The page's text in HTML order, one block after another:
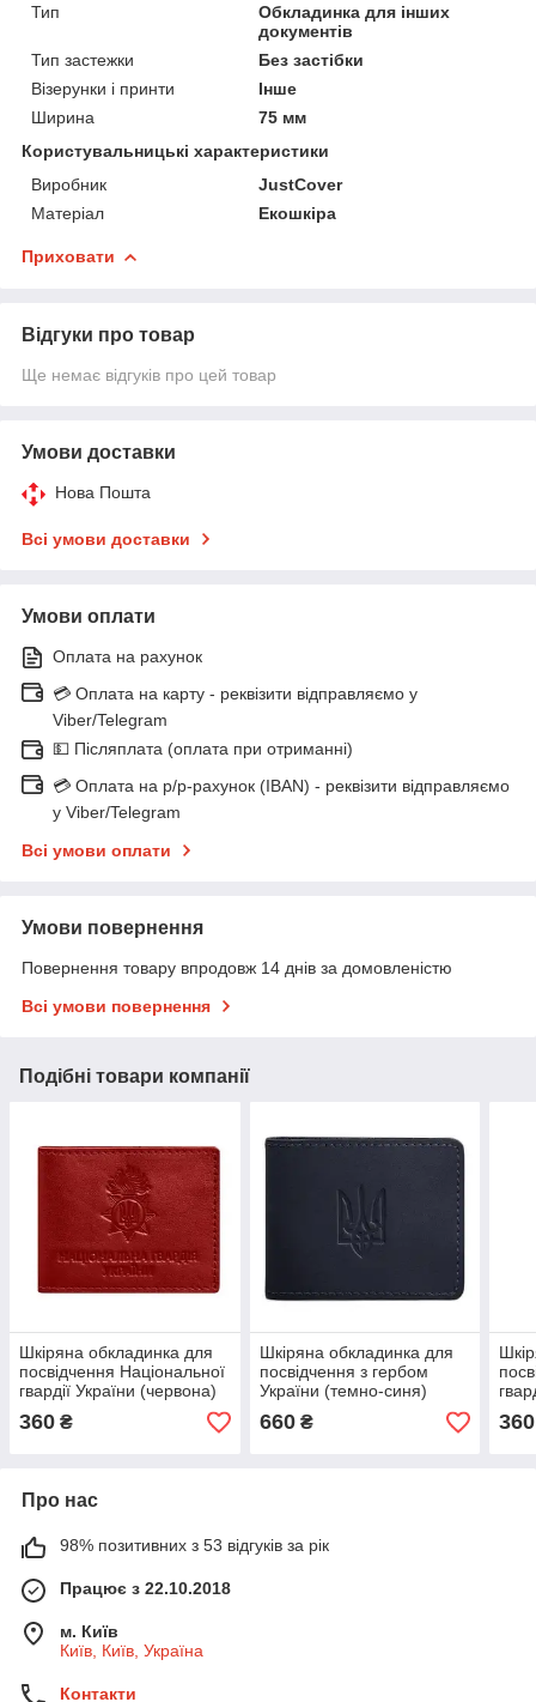
Тип
Обкладинка для інших
документів
Тип застежки
Без застібки
Візерунки і принти
Інше
Ширина
75 мм
Користувальницькі характеристики
Виробник
JustCover
Матеріал
Екошкіра
Приховати
Відгуки про товар
Ще немає відгуків про цей товар
Умови доставки
Нова Пошта
Всі умови доставки
Умови оплати
Оплата на рахунок
💳 Оплата на карту - реквізити відправляємо у
Viber/Telegram
💵 Післяплата (оплата при отриманні)
💳 Оплата на р/р-рахунок (IBAN) - реквізити відправляємо
у Viber/Telegram
Всі умови оплати
Умови повернення
Повернення товару впродовж 14 днів за домовленістю
Всі умови повернення
Подібні товари компанії
Шкіряна обкладинка для
посвідчення Національної
гвардії України (червона)
360 ₴
Шкіряна обкладинка для
посвідчення з гербом
України (темно-синя)
шкіра Crazy Horse
660₴ 360
Про нас
98% позитивних з 53 відгуків за рік
Працює з 22.10.2018
м. Київ
Київ, Київ, Україна
Контакти